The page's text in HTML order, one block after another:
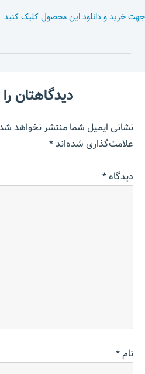
جهت خرید و دانلود این محصول کلیک کنید
دیدگاهتان
نشانی ایمیل شما منتشر نخواهد
علامت‌گذاری شده‌اند*
دیدگاه*
نام*